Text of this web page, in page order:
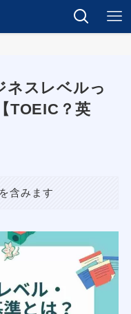
ネスレベルっ
TOEIC？英
含みます